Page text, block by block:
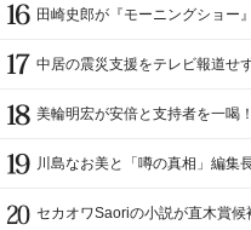
田崎史郎が『モーニングショー
中居の震災支援をテレビ報道せ
美輪明宏が安倍と支持者を一喝！
川島なお美と「噂の真相」編集
セカオワSaoriの小説が直木賞候